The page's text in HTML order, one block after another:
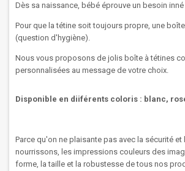
Dès sa naissance, bébé éprouve un besoin
Pour que la tétine soit toujours propre, une
(question d'hygiène).
Nous vous proposons de jolis boîte à tétines
personnalisées au message de votre choix.
Disponible en diiférents coloris : blanc,
Parce qu'on ne plaisante pas avec la sécurité et
nourrissons, les impressions couleurs des
forme, la taille et la robustesse de tous nos